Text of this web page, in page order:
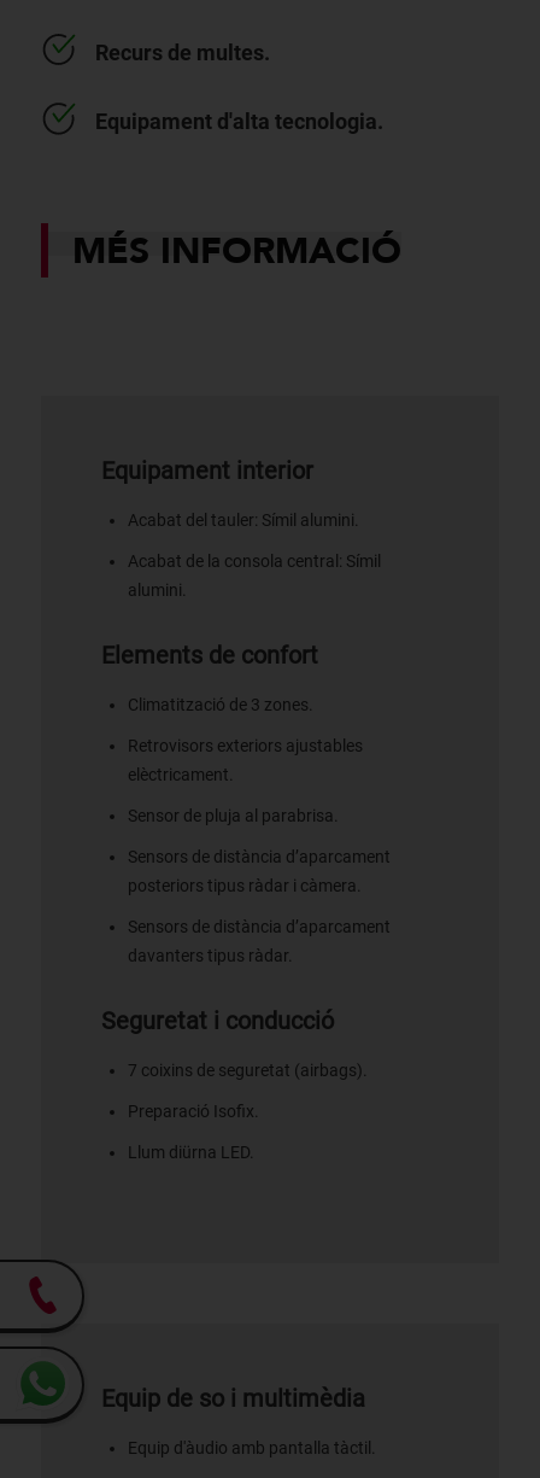
Recurs de multes.
Equipament d'alta tecnologia.
MÉS INFORMACIÓ
Equipament interior
Acabat del tauler: Símil alumini.
Acabat de la consola central: Símil
alumini.
Elements de confort
Climatització de 3 zones.
Retrovisors exteriors ajustables
elèctricament.
Sensor de pluja al parabrisa.
Sensors de distància d’aparcament
posteriors tipus ràdar i càmera.
Sensors de distància d’aparcament
davanters tipus ràdar.
Seguretat i conducció
7 coixins de seguretat (airbags).
Preparació Isofix.
Llum diürna LED.
Equip de so i multimèdia
Equip d'àudio amb pantalla tàctil.